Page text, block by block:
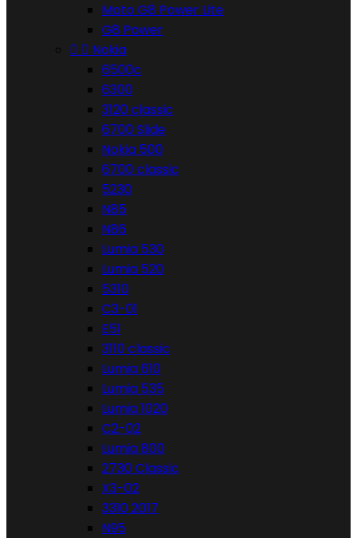
Moto G8 Power Lite
G8 Power
  Nokia
6500c
6300
3120 classic
6700 Slide
Nokia 500
6700 classic
5230
N85
N86
Lumia 530
Lumia 520
5310
C3-01
E51
3110 classic
Lumia 610
Lumia 535
Lumia 1020
C2-02
Lumia 800
2730 Classic
X3-02
3310 2017
N95